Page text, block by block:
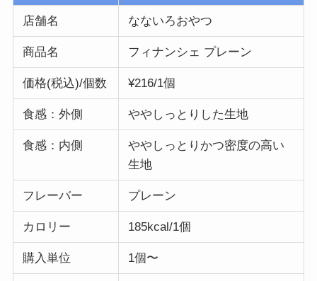
店舗名 なないろおやつ
商品名 フィナンシェ プレーン
価格(税込)/個数 ¥216/1個
食感：外側 ややしっとりした生地
食感：内側
ややしっとりかつ密度の高い
生地
フレーバー プレーン
カロリー 185kcal/1個
購入単位 1個〜